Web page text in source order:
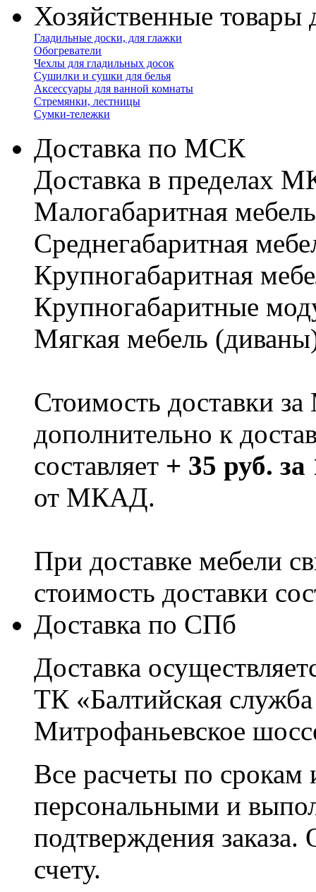
Хозяйственные товары
Гладильные доски, для глажки
Обогреватели
Чехлы для гладильных досок
Сушилки и сушки для белья
Аксессуары для ванной комнаты
Стремянки, лестницы
Сумки-тележки
Доставка по МСК
Доставка в пределах
Малогабаритная
Cреднегабаритная
Крупногабаритная
Крупногабаритные
Мягкая мебель
Стоимость доставки
дополнительно к
составляет + 35 руб.
от МКАД.
При доставке мебели
стоимость доставки
Доставка по СПб
Доставка
ТК «Балтийская
Митрофаньевское
Все расчеты по срокам
персональными и
подтверждения заказа.
счету.